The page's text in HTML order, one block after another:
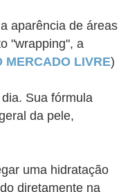
aparência de áreas
"wrapping", a
MERCADO LIVRE)
Sua fórmula
da pele,
uma hidratação
diretamente na